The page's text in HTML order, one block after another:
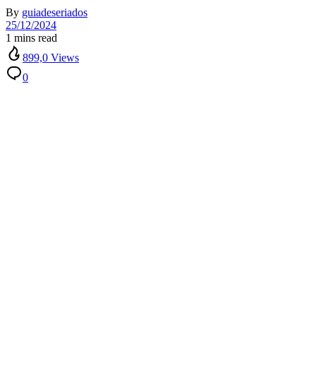
By guiadeseriados
25/12/2024
1 mins read
899,0 Views
0